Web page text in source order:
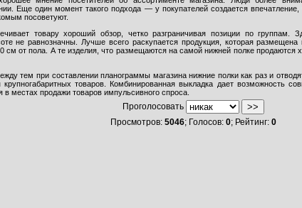
Еще один момент такого подхода — у покупателей создается
посоветуют.
товару хороший обзор, четко разграничивая позиции по группам.
не равнозначны. Лучше всего раскупается продукция, которая
см от пола. А те изделия, что размещаются на самой нижней полке продаются
тем при составлении планограммы магазина нижние полки как раз и
товаров. Комбинированная выкладка дает возможность
местах продажи товаров импульсивного спроса.
Проголосовать
Просмотров: 5046; Голосов: 0; Рейтинг: 0